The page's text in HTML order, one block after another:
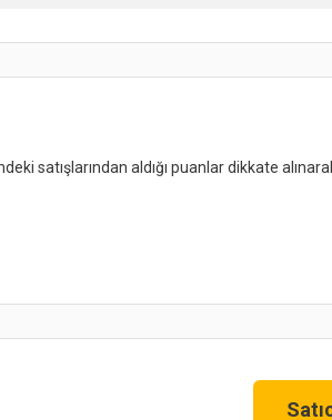
satışlarından aldığı puanlar dikkate